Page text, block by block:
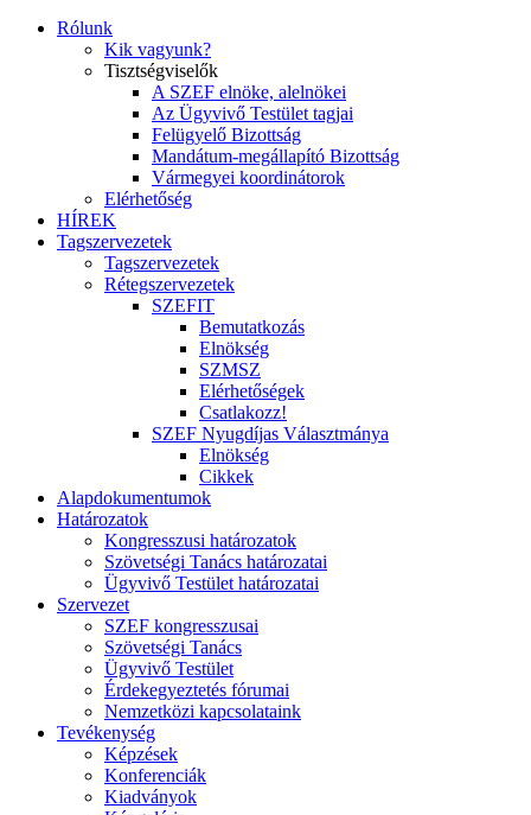
Rólunk
Kik vagyunk?
Tisztségviselők
A SZEF elnöke, alelnökei
Az Ügyvivő Testület tagjai
Felügyelő Bizottság
Mandátum-megállapító Bizottság
Vármegyei koordinátorok
Elérhetőség
HÍREK
Tagszervezetek
Tagszervezetek
Rétegszervezetek
SZEFIT
Bemutatkozás
Elnökség
SZMSZ
Elérhetőségek
Csatlakozz!
SZEF Nyugdíjas Választmánya
Elnökség
Cikkek
Alapdokumentumok
Határozatok
Kongresszusi határozatok
Szövetségi Tanács határozatai
Ügyvivő Testület határozatai
Szervezet
SZEF kongresszusai
Szövetségi Tanács
Ügyvivő Testület
Érdekegyeztetés fórumai
Nemzetközi kapcsolataink
Tevékenység
Képzések
Konferenciák
Kiadványok